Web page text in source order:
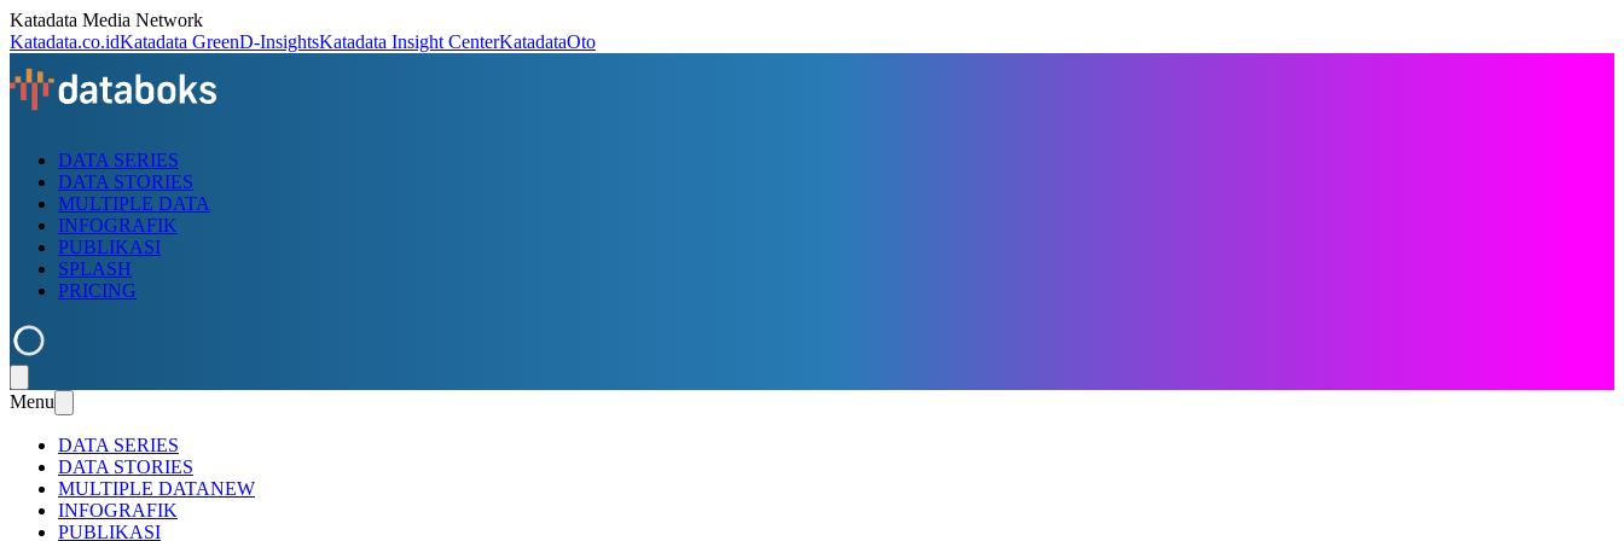
Katadata Media Network
Katadata.co.idKatadata GreenD-InsightsKatadata Insight CenterKatadataOto
DATA SERIES
DATA STORIES
MULTIPLE DATA
INFOGRAFIK
PUBLIKASI
SPLASH
PRICING
Menu
DATA SERIES
DATA STORIES
MULTIPLE DATANEW
INFOGRAFIK
PUBLIKASI